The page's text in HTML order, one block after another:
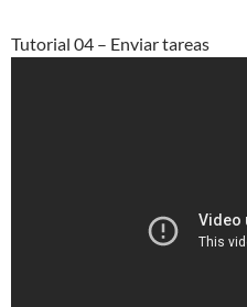
Tutorial 04 – Enviar tareas